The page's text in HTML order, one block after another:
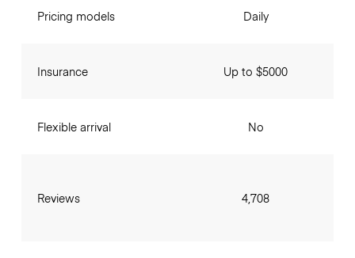
Pricing models
Insurance
Flexible arrival
Reviews
Daily
Up to $5000
No
4,708